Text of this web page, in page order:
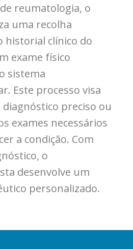
reumatologia, o
uma recolha
historial clínico do
exame físico
sistema
Este processo visa
preciso ou
exames necessários
a condição. Com
o
desenvolve um
personalizado.